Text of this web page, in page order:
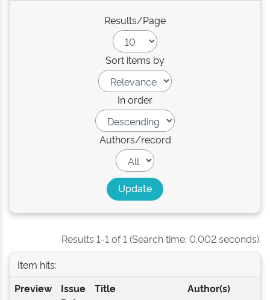
Results/Page
Sort items by
In order
Authors/record
Results 1-1 of 1 (Search time: 0.002 seconds).
Item hits:
Preview
Issue
Title Author(s)